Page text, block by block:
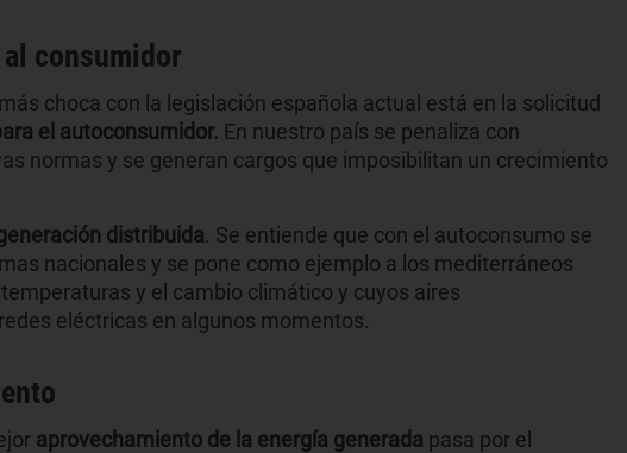
consumidor
choca con la legislación española actual está en la solicitud
el autoconsumidor. En nuestro país se penaliza con
normas y se generan cargos que imposibilitan un crecimiento
distribuida. Se entiende que con el autoconsumo se
nacionales y se pone como ejemplo a los mediterráneos
y el cambio climático y cuyos aires
eléctricas en algunos momentos.
aprovechamiento de la energía generada pasa por el